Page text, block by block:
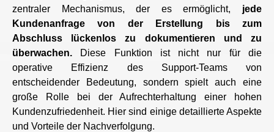
zentraler Mechanismus, der es ermöglicht, jede
Kundenanfrage von der Erstellung bis zum
Abschluss lückenlos zu dokumentieren und zu
überwachen. Diese Funktion ist nicht nur für die
operative Effizienz des Support-Teams von
entscheidender Bedeutung, sondern spielt auch eine
große Rolle bei der Aufrechterhaltung einer hohen
Kundenzufriedenheit. Hier sind einige detaillierte Aspekte
und Vorteile der Nachverfolgung.